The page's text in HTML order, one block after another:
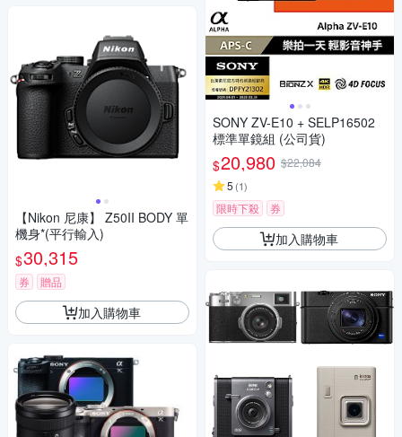
【Nikon 尼康】 Z50II BODY 單
機身*(平行輸入)
$30,315
券 贈品
加入購物車
SONY ZV-E10 + SELP16502
標準單鏡組 (公司貨)
$20,980 $22,084
5 (1)
限時下殺 券
加入購物車